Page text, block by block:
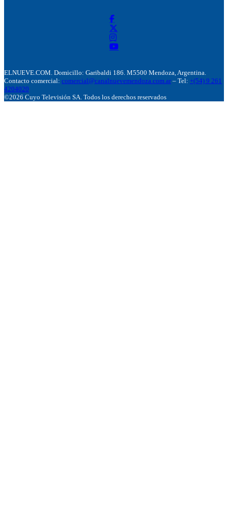
ELNUEVE.COM. Domicillo: Garibaldi 186. M5500 Mendoza, Argentina.
Contacto comercial: comercial@canalnuevemendoza.com.ar – Tel: +(54) 9 261
4204020
©2026 Cuyo Televisión SA. Todos los derechos reservados